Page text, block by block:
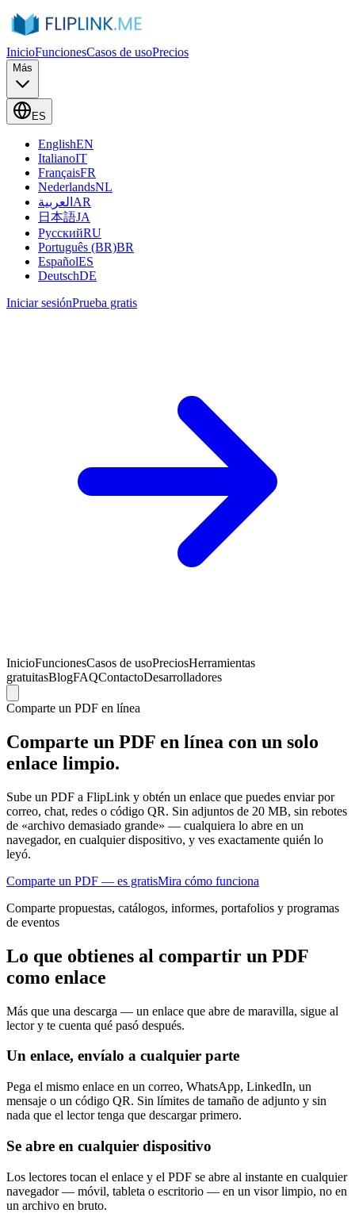
InicioFuncionesCasos de usoPrecios
Más
ES
EnglishEN
ItalianoIT
FrançaisFR
NederlandsNL
العربية AR
日本語JA
РусскийRU
Português (BR)BR
EspañolES
DeutschDE
Iniciar sesiónPrueba gratis
InicioFuncionesCasos de usoPreciosHerramientas
gratuitasBlogFAQContactoDesarrolladores
Comparte un PDF en línea
Comparte un PDF en línea con un solo
enlace limpio.
Sube un PDF a FlipLink y obtén un enlace que puedes enviar por
correo, chat, redes o código QR. Sin adjuntos de 20 MB, sin rebotes
de «archivo demasiado grande» — cualquiera lo abre en un
navegador, en cualquier dispositivo, y ves exactamente quién lo
leyó.
Comparte un PDF — es gratisMira cómo funciona
Comparte propuestas, catálogos, informes, portafolios y programas
de eventos
Lo que obtienes al compartir un PDF
como enlace
Más que una descarga — un enlace que abre de maravilla, sigue al
lector y te cuenta qué pasó después.
Un enlace, envíalo a cualquier parte
Pega el mismo enlace en un correo, WhatsApp, LinkedIn, un
mensaje o un código QR. Sin límites de tamaño de adjunto y sin
nada que el lector tenga que descargar primero.
Se abre en cualquier dispositivo
Los lectores tocan el enlace y el PDF se abre al instante en cualquier
navegador — móvil, tableta o escritorio — en un visor limpio, no en
un archivo en bruto.